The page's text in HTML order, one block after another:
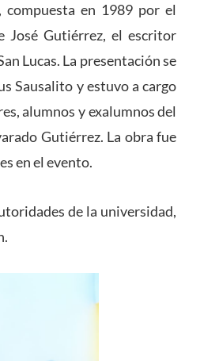
compuesta en 1989 por el
José Gutiérrez, el escritor
Lucas. La presentación se
Sausalito y estuvo a cargo
alumnos y exalumnos del
Gutiérrez. La obra fue
en el evento.
de la universidad,